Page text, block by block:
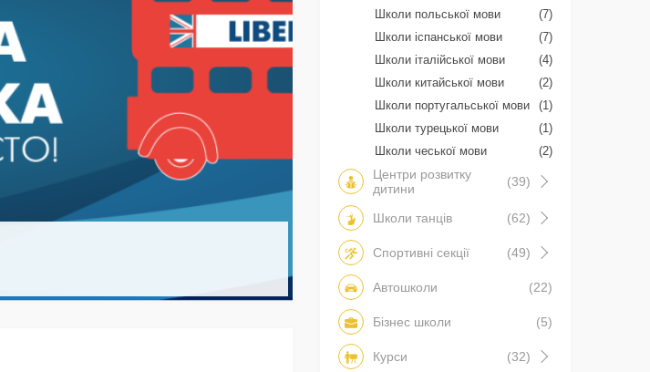
Школи польської мови
(7)
Школи іспанської мови
(7)
Школи італійської мови
(4)
Школи китайської мови
(2)
Школи португальської мови
(1)
Школи турецької мови
(1)
Школи чеської мови
(2)
Центри розвитку
дитини
(39)
Школи танців (62)
Спортивні секції (49)
Автошколи (22)
Бізнес школи (5)
Курси (32)